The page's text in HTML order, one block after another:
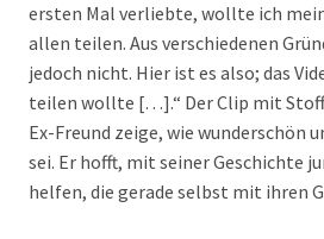
ersten Mal verliebte, wollte ich
allen teilen. Aus verschiedenen
jedoch nicht. Hier ist es also; das
teilen wollte […].“ Der Clip mit
Ex-Freund zeige, wie wunderschön
sei. Er hofft, mit seiner Geschichte
helfen, die gerade selbst mit ihren